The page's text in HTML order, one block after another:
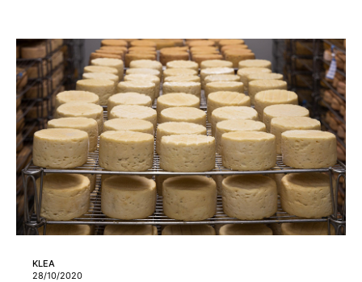
KLEA
28/10/2020